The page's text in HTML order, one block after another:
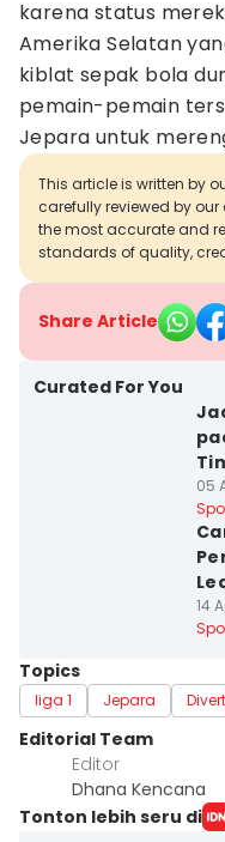
karena status
Amerika Selatan
kiblat sepak bola
pemain-pemain
Jepara untuk
This article is written by
carefully reviewed by
the most accurate and
standards of quality,
Share Article
Curated For You
05
14
Topics
liga 1 Jepara
Editorial Team
Editor
Dhana Kencana
Tonton lebih seru di